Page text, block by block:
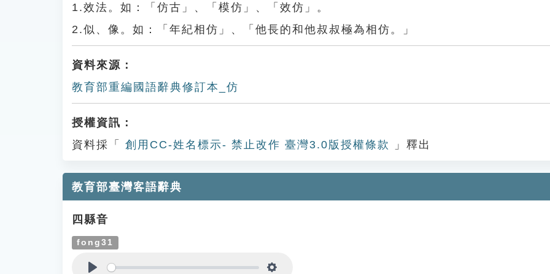
1.效法。如：「仿古」、「模仿」、「效仿」。
2.似、像。如：「年紀相仿」、「他長的和他叔叔極為相仿。」
資料來源：
教育部重編國語辭典修訂本_仿
授權資訊：
資料採「
創用CC-姓名標示- 禁止改作 臺灣3.0版授權條款 」釋出
教育部臺灣客語辭典
四縣音
fong31